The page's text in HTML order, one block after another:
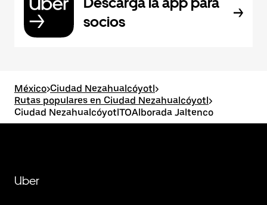
socios
México>Ciudad Nezahualcóyotl>
Rutas populares en Ciudad Nezahualcóyotl>
Ciudad NezahualcóyotlTOAlborada Jaltenco
Uber